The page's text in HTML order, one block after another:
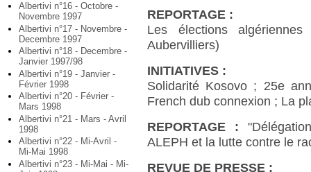
Albertivi n°16 - Octobre -
Novembre 1997
Albertivi n°17 - Novembre -
Decembre 1997
Albertivi n°18 - Decembre -
Janvier 1997/98
Albertivi n°19 - Janvier -
Février 1998
Albertivi n°20 - Février -
Mars 1998
Albertivi n°21 - Mars - Avril
1998
Albertivi n°22 - Mi-Avril -
Mi-Mai 1998
Albertivi n°23 - Mi-Mai - Mi-
REPORTAGE :
Les élections
Aubervilliers)
INITIATIVES :
Solidarité Kosovo ; 25e
French dub connexion ; La
REPORTAGE :
ALEPH et la lutte contre le
REVUE DE PRESSE :